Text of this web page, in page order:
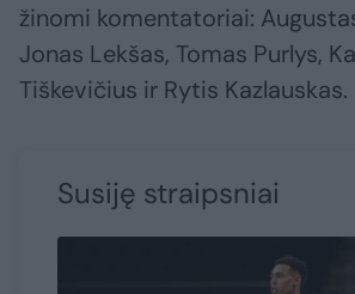
žinomi komentatoriai:
Jonas Lekšas, Tomas Purlys,
Tiškevičius ir Rytis Kazlauskas.
Susiję straipsniai